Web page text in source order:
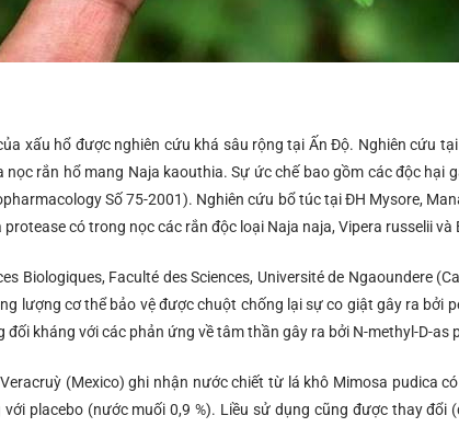
xấu hổ được nghiên cứu khá sâu rộng tại Ấn Độ. Nghiên cứu
rắn hổ mang Naja kaouthia. Sự ức chế bao gồm các độc hại
Số 75-2001). Nghiên cứu bổ túc tại ĐH Mysore,
có trong nọc các rắn độc loại Naja naja, Vipera russelii
Biologiques, Faculté des Sciences, Université de Ngaoundere
lượng cơ thể bảo vệ được chuột chống lại sự co giật gây ra bởi
kháng với các phản ứng về tâm thần gây ra bởi N-methyl-D-as
(Mexico) ghi nhận nước chiết từ lá khô Mimosa pudica
placebo (nước muối 0,9 %). Liều sử dụng cũng được thay